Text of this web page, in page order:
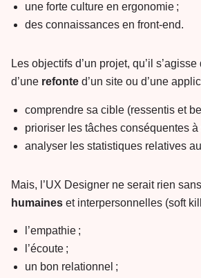
une forte culture en ergonomie ;
des connaissances en front-end.
Les objectifs d’un projet, qu’il s’agisse
d’une refonte d’un site ou d’une
comprendre sa cible (ressentis et
prioriser les tâches conséquentes à
analyser les statistiques relatives
Mais, l’UX Designer ne serait rien
humaines et interpersonnelles (soft
l’empathie ;
l’écoute ;
un bon relationnel ;